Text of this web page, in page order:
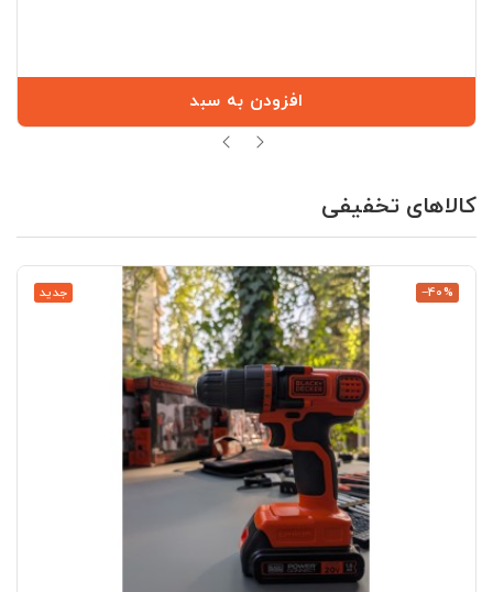
افزودن به سبد
کالاهای تخفیفی
جدید ‎−40%